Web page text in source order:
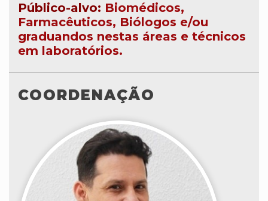
Público-alvo: Biomédicos,
Farmacêuticos, Biólogos e/ou
graduandos nestas áreas e técnicos
em laboratórios.
COORDENAÇÃO